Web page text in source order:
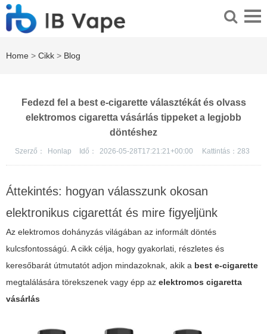
Home > Cikk > Blog
Fedezd fel a best e-cigarette választékát és olvass
elektromos cigaretta vásárlás tippeket a legjobb
döntéshez
Szerző： Honlap Idő： 2026-05-28T17:21:21+00:00 Kattintás： 283
Áttekintés: hogyan válasszunk okosan
elektronikus cigarettát és mire figyeljünk
Az elektromos dohányzás világában az informált döntés
kulcsfontosságú. A cikk célja, hogy gyakorlati, részletes és
keresőbarát útmutatót adjon mindazoknak, akik a best e-cigarette
megtalálására törekszenek vagy épp az elektromos cigaretta
vásárlás